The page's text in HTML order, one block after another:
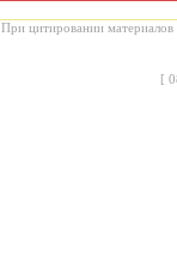
При цитировании материалов
[